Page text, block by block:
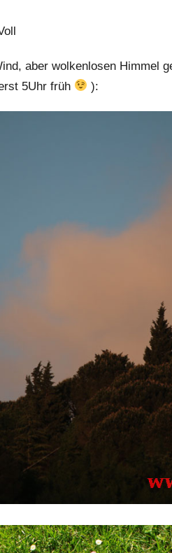
aber wolkenlosen Himmel
5Uhr früh
):